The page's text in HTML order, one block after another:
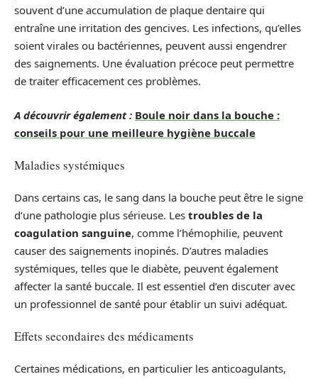
souvent d’une accumulation de plaque dentaire qui
entraîne une irritation des gencives. Les infections, qu’elles
soient virales ou bactériennes, peuvent aussi engendrer
des saignements. Une évaluation précoce peut permettre
de traiter efficacement ces problèmes.
A découvrir également : Boule noir dans la bouche :
conseils pour une meilleure hygiène buccale
Maladies systémiques
Dans certains cas, le sang dans la bouche peut être le signe
d’une pathologie plus sérieuse. Les troubles de la
coagulation sanguine, comme l’hémophilie, peuvent
causer des saignements inopinés. D’autres maladies
systémiques, telles que le diabète, peuvent également
affecter la santé buccale. Il est essentiel d’en discuter avec
un professionnel de santé pour établir un suivi adéquat.
Effets secondaires des médicaments
Certaines médications, en particulier les anticoagulants,